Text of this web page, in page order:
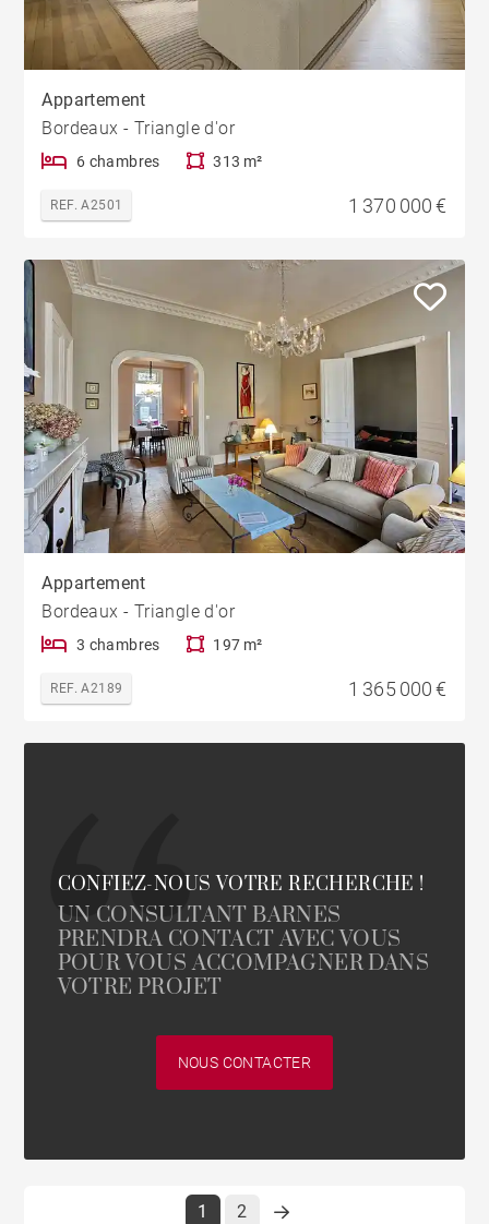
Appartement
Bordeaux - Triangle d'or
6 chambres 313 m²
REF. A2501 1 370 000 €
Appartement
Bordeaux - Triangle d'or
3 chambres 197 m²
REF. A2189 1 365 000 €
CONFIEZ-NOUS VOTRE RECHERCHE !
UN CONSULTANT BARNES
PRENDRA CONTACT AVEC VOUS
POUR VOUS ACCOMPAGNER DANS
VOTRE PROJET
NOUS CONTACTER
1 2